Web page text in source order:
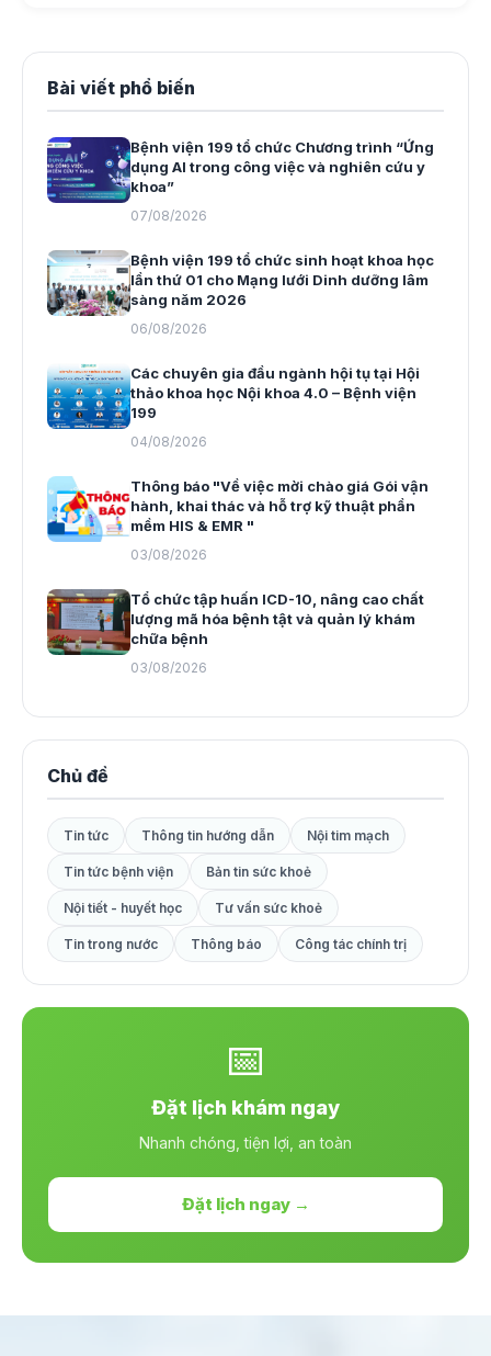
Bài viết phổ biến
Bệnh viện 199 tổ chức Chương trình “Ứng
dụng AI trong công việc và nghiên cứu y
khoa”
07/08/2026
Bệnh viện 199 tổ chức sinh hoạt khoa học
lần thứ 01 cho Mạng lưới Dinh dưỡng lâm
sàng năm 2026
06/08/2026
Các chuyên gia đầu ngành hội tụ tại Hội
thảo khoa học Nội khoa 4.0 – Bệnh viện
199
04/08/2026
Thông báo "Về việc mời chào giá Gói vận
hành, khai thác và hỗ trợ kỹ thuật phần
mềm HIS & EMR "
03/08/2026
Tổ chức tập huấn ICD-10, nâng cao chất
lượng mã hóa bệnh tật và quản lý khám
chữa bệnh
03/08/2026
Chủ đề
Tin tức Thông tin hướng dẫn Nội tim mạch
Tin tức bệnh viện Bản tin sức khoẻ
Nội tiết - huyết học Tư vấn sức khoẻ
Tin trong nước Thông báo Công tác chính trị
📅
Đặt lịch khám ngay
Nhanh chóng, tiện lợi, an toàn
Đặt lịch ngay →